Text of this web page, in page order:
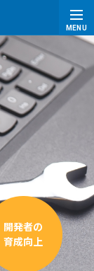
MENU
開発者の
育成向上